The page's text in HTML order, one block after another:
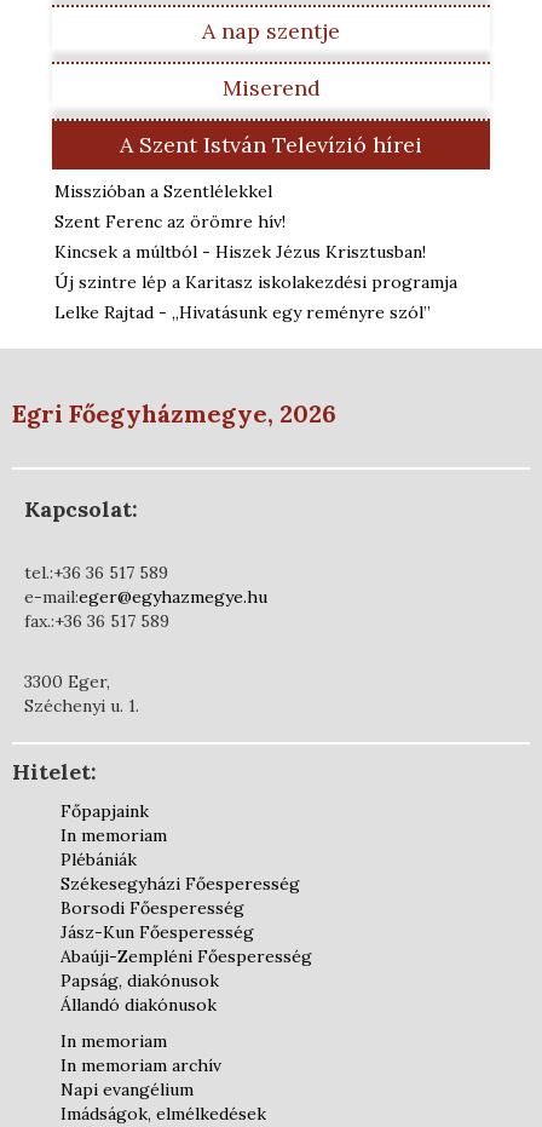
A nap szentje
Miserend
A Szent István Televízió hírei
Misszióban a Szentlélekkel
Szent Ferenc az örömre hív!
Kincsek a múltból - Hiszek Jézus Krisztusban!
Új szintre lép a Karitasz iskolakezdési programja
Lelke Rajtad - „Hivatásunk egy reményre szól”
Egri Főegyházmegye, 2026
Kapcsolat:
tel.:+36 36 517 589
e-mail:eger@egyhazmegye.hu
fax.:+36 36 517 589
3300 Eger,
Széchenyi u. 1.
Hitelet:
Főpapjaink
In memoriam
Plébániák
Székesegyházi Főesperesség
Borsodi Főesperesség
Jász-Kun Főesperesség
Abaúji-Zempléni Főesperesség
Papság, diakónusok
Állandó diakónusok
In memoriam
In memoriam archív
Napi evangélium
Imádságok, elmélkedések